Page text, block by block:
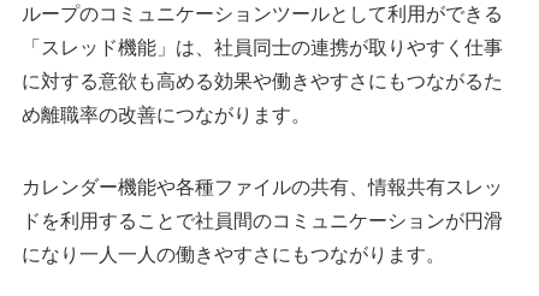
ループのコミュニケーションツールとして利用ができる
「スレッド機能」は、社員同士の連携が取りやすく仕事
に対する意欲も高める効果や働きやすさにもつながるた
め離職率の改善につながります。
カレンダー機能や各種ファイルの共有、情報共有スレッ
ドを利用することで社員間のコミュニケーションが円滑
になり一人一人の働きやすさにもつながります。